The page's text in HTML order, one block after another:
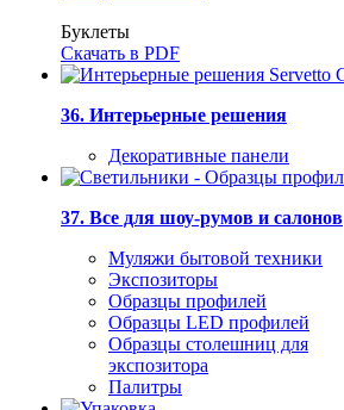
Буклеты
Скачать в PDF
36. Интерьерные решения
Декоративные панели
37. Все для шоу-румов и салонов
Муляжи бытовой техники
Экспозиторы
Образцы профилей
Образцы LED профилей
Образцы столешниц для
экспозитора
Палитры